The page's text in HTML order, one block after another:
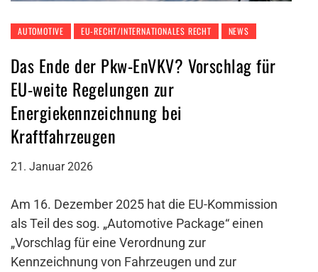
AUTOMOTIVE EU-RECHT/INTERNATIONALES RECHT NEWS
Das Ende der Pkw-EnVKV? Vorschlag für
EU-weite Regelungen zur
Energiekennzeichnung bei
Kraftfahrzeugen
21. Januar 2026
Am 16. Dezember 2025 hat die EU-Kommission
als Teil des sog. „Automotive Package“ einen
„Vorschlag für eine Verordnung zur
Kennzeichnung von Fahrzeugen und zur